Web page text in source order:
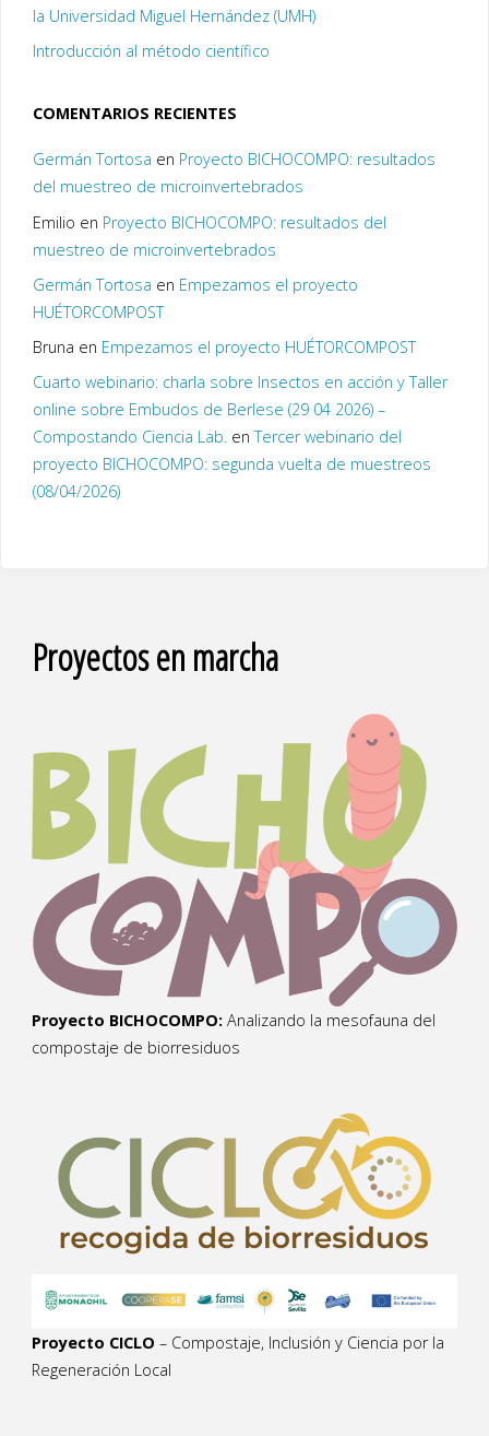
la Universidad Miguel Hernández (UMH)
Introducción al método científico
COMENTARIOS RECIENTES
Germán Tortosa en Proyecto BICHOCOMPO: resultados
del muestreo de microinvertebrados
Emilio en Proyecto BICHOCOMPO: resultados del
muestreo de microinvertebrados
Germán Tortosa en Empezamos el proyecto
HUÉTORCOMPOST
Bruna en Empezamos el proyecto HUÉTORCOMPOST
Cuarto webinario: charla sobre Insectos en acción y Taller
online sobre Embudos de Berlese (29 04 2026) –
Compostando Ciencia Lab.enTercer webinario del
proyecto BICHOCOMPO: segunda vuelta de muestreos
(08/04/2026)
Proyectos en marcha
Proyecto BICHOCOMPO: Analizando la mesofauna del
compostaje de biorresiduos
Proyecto CICLO – Compostaje, Inclusión y Ciencia por la
Regeneración Local